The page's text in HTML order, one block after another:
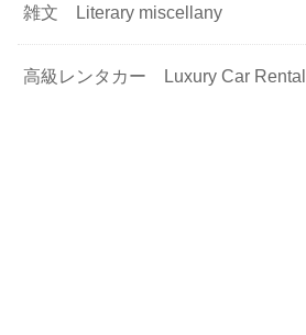
雑文 Literary miscellany
高級レンタカー Luxury Car Rental